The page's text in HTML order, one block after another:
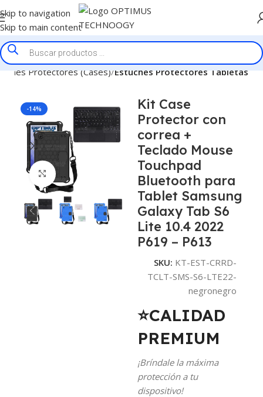
Skip to navigation
Skip to main content
Protectores (Cases) Estuches Protectores Tabletas
-14%
Click to enlarge
Kit Case
Protector con
correa +
Teclado Mouse
Touchpad
Bluetooth para
Tablet Samsung
Galaxy Tab S6
Lite 10.4 2022
P619 – P613
SKU: KT-EST-CRRD-
TCLT-SMS-S6-LTE22-
negronegro
⭐CALIDAD
PREMIUM
¡Bríndale la máxima
protección a tu
dispositivo!